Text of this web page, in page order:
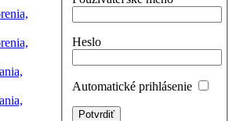
Heslo
Automatické prihlásenie